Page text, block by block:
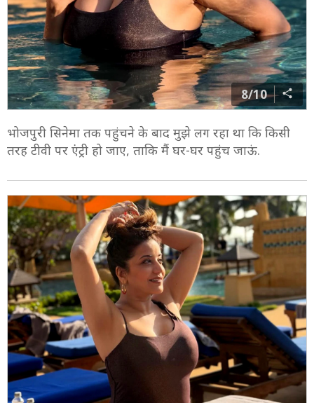
8/10
भोजपुरी सिनेमा तक पहुंचने के बाद मुझे लग रहा था कि किसी
तरह टीवी पर एंट्री हो जाए, ताकि मैं घर-घर पहुंच जाऊं.